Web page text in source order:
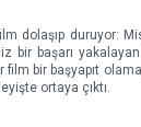
dolaşıp duruyor:
bir başarı
film bir başyapıt
ortaya çıktı.